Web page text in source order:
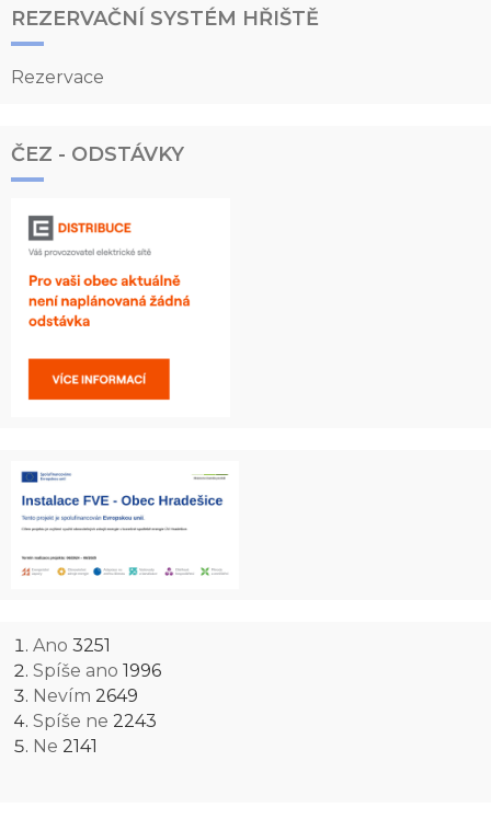
REZERVAČNÍ SYSTÉM HŘIŠTĚ
Rezervace
ČEZ - ODSTÁVKY
Ano 3251
Spíše ano 1996
Nevím 2649
Spíše ne 2243
Ne 2141